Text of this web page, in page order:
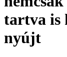
tartva is
nyújt